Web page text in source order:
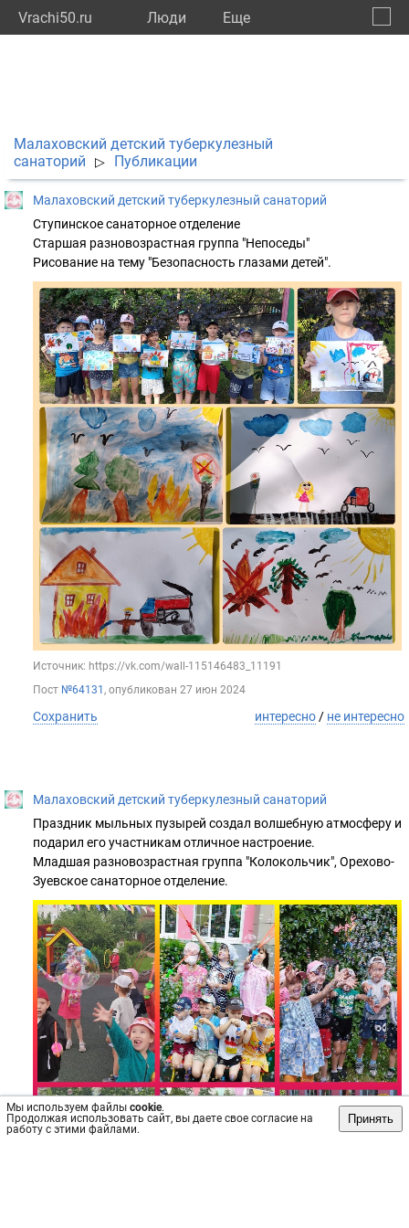
Vrachi50.ru Люди Eще
Мы используем файлы cookie.
Продолжая использовать сайт, вы даете свое согласие на
работу с этими файлами.
Принять
Малаховский детский туберкулезный
санаторий
▷ Публикации
Малаховский детский туберкулезный санаторий
Ступинское санаторное отделение
Старшая разновозрастная группа "Непоседы"
Рисование на тему "Безопасность глазами детей".
Источник: https://vk.com/wall-115146483_11191
Пост №64131 , опубликован 27 июн 2024
Сохранить интересно / не интересно
Малаховский детский туберкулезный санаторий
Праздник мыльных пузырей создал волшебную атмосферу и
подарил его участникам отличное настроение.
Младшая разновозрастная группа "Колокольчик", Орехово-
Зуевское санаторное отделение.